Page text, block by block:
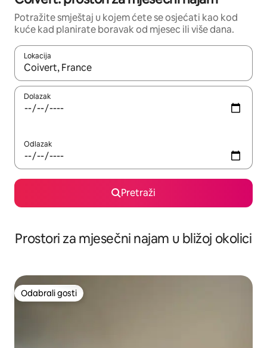
Potražite smještaj u kojem ćete se osjećati kao kod
kuće kad planirate boravak od mjesec ili više dana.
Lokacija
Kada budu dostupni rezultati, moći ćete ih pregledati
Dolazak
Odlazak
Pretraži
Prostori za mjesečni najam u bližoj okolici
Odabrali gosti
Odabrali gosti